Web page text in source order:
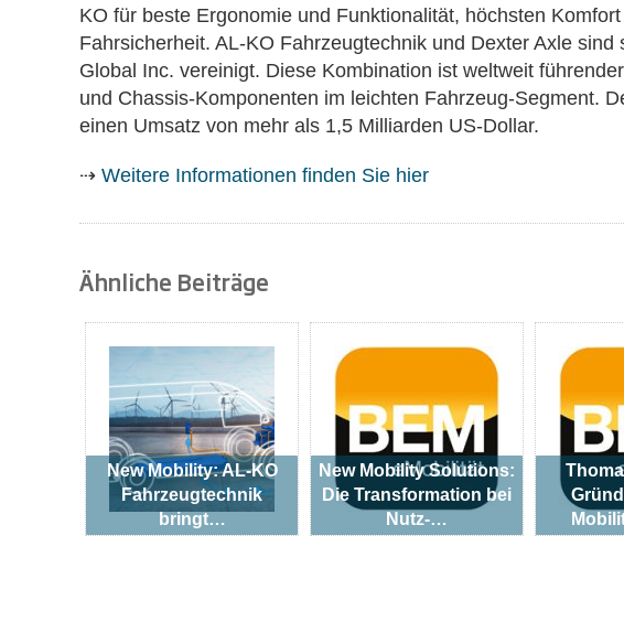
KO für beste Ergonomie und Funktionalität, höchsten
Fahrsicherheit. AL-KO Fahrzeugtechnik und Dexter Axle
Global Inc. vereinigt. Diese Kombination ist weltweit
und Chassis-Komponenten im leichten Fahrzeug-Segment.
einen Umsatz von mehr als 1,5 Milliarden US-Dollar.
⇢ Weitere Informationen finden Sie hier
Ähnliche Beiträge
New Mobility: AL-KO
Fahrzeugtechnik
bringt…
New Mobility Solutions:
Die Transformation bei
Nutz-…